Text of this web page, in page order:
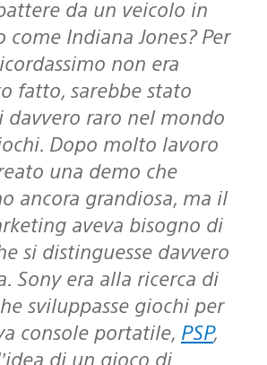
da un veicolo in
Indiana Jones? Per
non era
fatto, sarebbe stato
davvero raro nel mondo
Dopo molto lavoro
una demo che
ancora grandiosa, ma il
aveva bisogno di
si distinguesse davvero
Sony era alla ricerca di
sviluppasse giochi per
console portatile, PSP,
di un gioco di